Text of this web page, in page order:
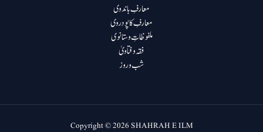
معارفِ باندوی
معارفِ کاپودروی
ملفوظاتِ وستانوی
فقہ و فتاویٰ
شب و روز
Copyright © 2026 SHAHRAH E ILM